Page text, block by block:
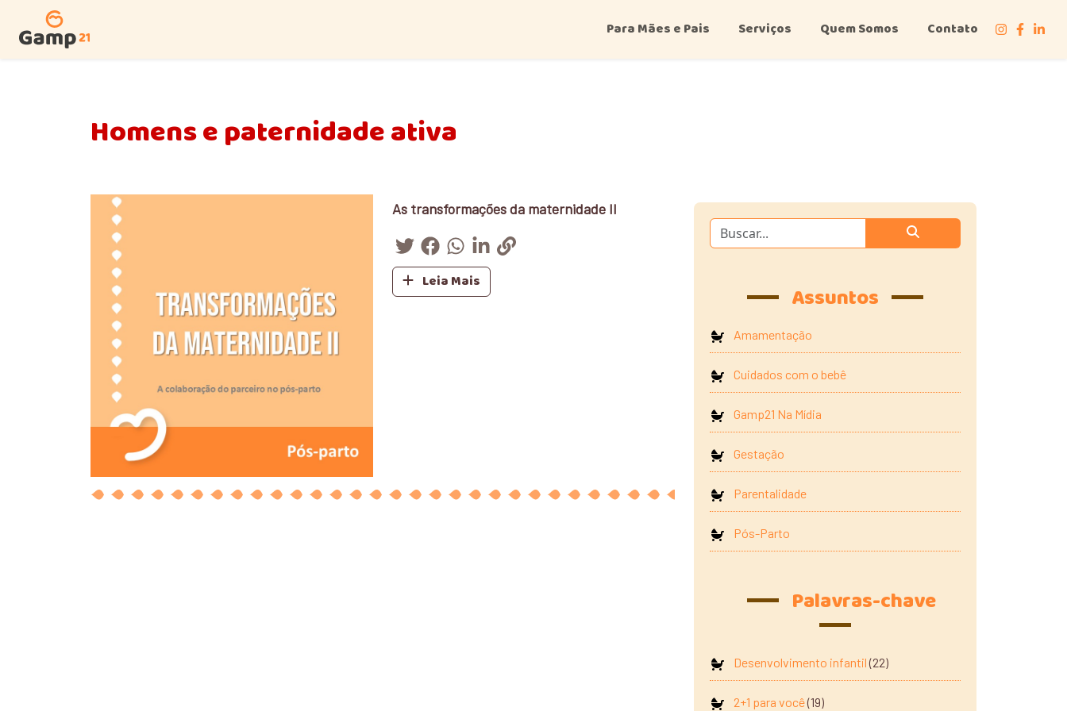
Para Mães e Pais Serviços Quem Somos Contato
Homens e paternidade ativa
As transformações da maternidade II
Leia Mais
Assuntos
Amamentação
Cuidados com o bebê
Gamp21 Na Mídia
Gestação
Parentalidade
Pós-Parto
Palavras-chave
Desenvolvimento infantil(22)
2+1 para você(19)